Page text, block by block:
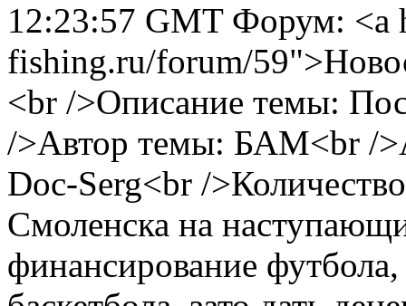
12:23:57 GMT Форум: <a
fishing.ru/forum/
<br />Описание темы:
/>Автор темы: БАМ<br /
Doc-Serg<br /
Смоленска на
финансирование